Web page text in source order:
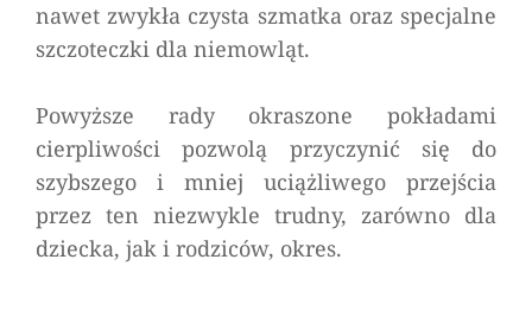
nawet zwykła czysta szmatka oraz specjalne
szczoteczki dla niemowląt.
Powyższe rady okraszone pokładami
cierpliwości pozwolą przyczynić się do
szybszego i mniej uciążliwego przejścia
przez ten niezwykle trudny, zarówno dla
dziecka, jak i rodziców, okres.